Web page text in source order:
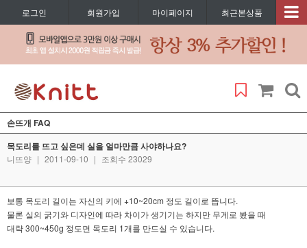
로그인 회원가입 마이페이지 최근본상품
손뜨개 FAQ
목도리를 뜨고 싶은데 실을 얼마만큼 사야하나요?
니뜨양 | 2011-09-10 | 조회수 23029
보통 목도리 길이는 자신의 키에 +10~20cm 정도 길이로 뜹니다.
물론 실의 굵기와 디자인에 따라 차이가 생기기는 하지만 무게로 봤을 때
대략 300~450g 정도면 목도리 1개를 만드실 수 있습니다.